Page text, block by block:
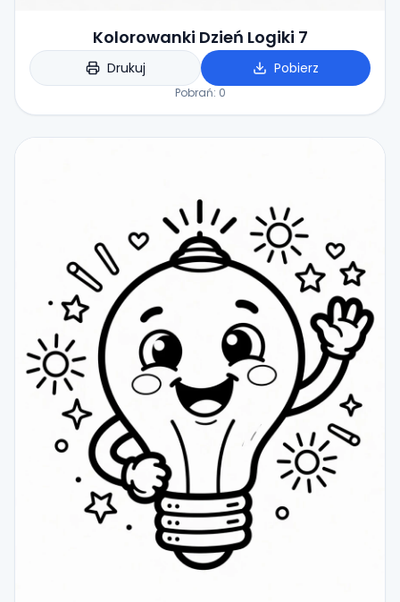
Kolorowanki Dzień Logiki 7
Drukuj Pobierz
Pobrań: 0